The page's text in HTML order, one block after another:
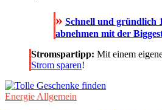
» Schnell und gründlich
abnehmen mit der
Stromspartipp: Mit einem
Strom sparen!
Energie Allgemein